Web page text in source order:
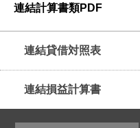
連結計算書類PDF
連結貸借対照表
連結損益計算書